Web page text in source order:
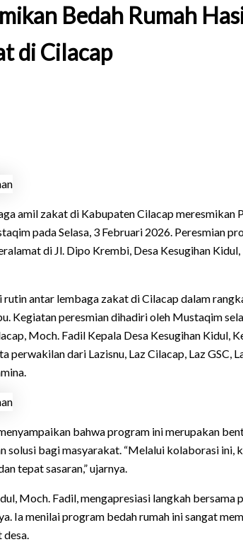
Bedah Rumah
di Cilacap
amil zakat di Kabupaten Cilacap meresmikan
pada Selasa, 3 Februari 2026. Peresmian
di Jl. Dipo Krembi, Desa Kesugihan
antar lembaga zakat di Cilacap dalam
Kegiatan peresmian dihadiri oleh Mustaqim
Moch. Fadil Kepala Desa Kesugihan Kidul,
perwakilan dari Lazisnu, Laz Cilacap, Laz GSC,
bahwa program ini merupakan
solusi bagi masyarakat. “Melalui kolaborasi ini,
tepat sasaran,” ujarnya.
Moch. Fadil, mengapresiasi langkah bersama
Ia menilai program bedah rumah ini sangat